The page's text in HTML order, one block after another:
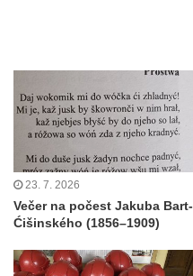
23. 7. 2026
Večer na počest Jakuba Bart-
Ćišinského (1856–1909)